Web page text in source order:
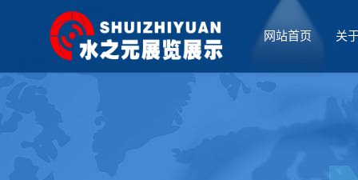
网站首页 关